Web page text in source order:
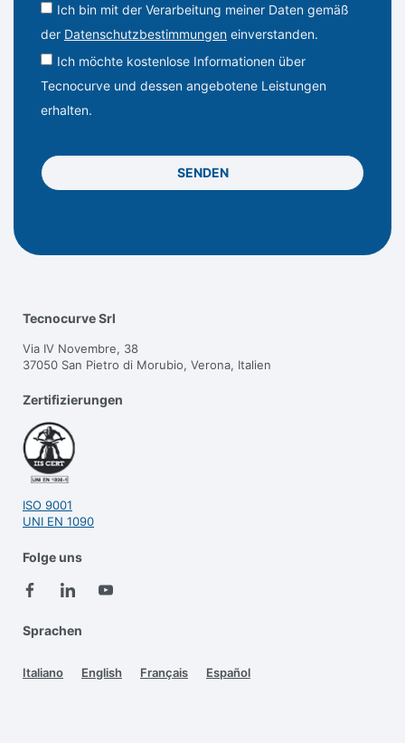
Ich bin mit der Verarbeitung meiner Daten gemäß
der Datenschutzbestimmungen einverstanden.
Ich möchte kostenlose Informationen über
Tecnocurve und dessen angebotene Leistungen
erhalten.
SENDEN
Tecnocurve Srl
Via IV Novembre, 38
37050 San Pietro di Morubio, Verona, Italien
Zertifizierungen
ISO 9001
UNI EN 1090
Folge uns
Sprachen
Italiano English Français Español